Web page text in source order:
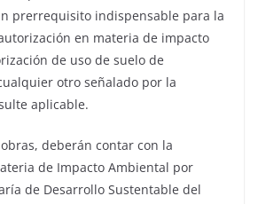
prerrequisito indispensable para la
en materia de impacto
de uso de suelo de
otro señalado por la
aplicable.
deberán contar con la
de Impacto Ambiental por
de Desarrollo Sustentable del